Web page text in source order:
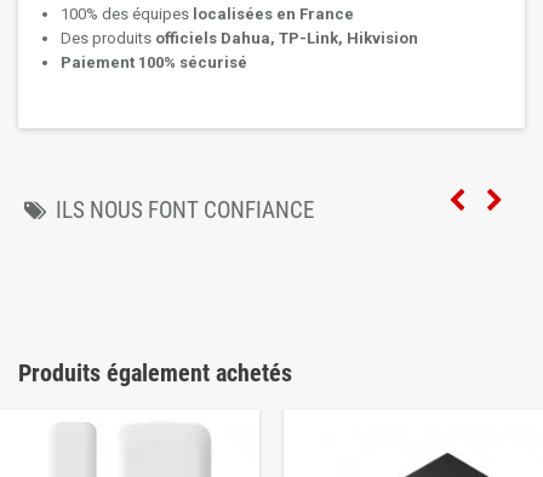
100% des équipes localisées en France
Des produits officiels Dahua, TP-Link, Hikvision
Paiement 100% sécurisé
ILS NOUS FONT CONFIANCE
Produits également achetés